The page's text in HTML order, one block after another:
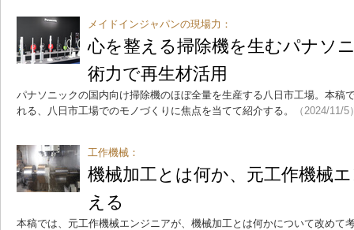
メイドインジャパンの現場力：
心を整える掃除機を生むパナソ
術力で再生材活用
パナソニックの国内向け掃除機のほぼ全量を生産する八日市工場。本稿
れる、八日市工場でのモノづくりに焦点を当てて紹介する。
（2024/11/5
工作機械：
機械加工とは何か、元工作機械
える
本稿では、元工作機械エンジニアが、機械加工とは何かについて改めて